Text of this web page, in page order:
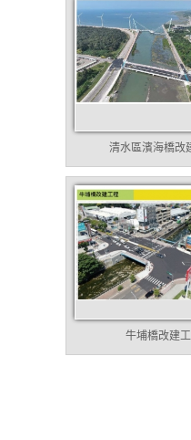
清水區濱海橋改
牛埔橋改建